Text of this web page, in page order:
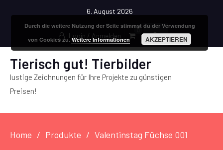
6. August 2026
Login / Anmelden
0
Tierisch gut! Tierbilder
lustige Zeichnungen für Ihre Projekte zu günstigen
Preisen!
Home Produkte Valentinstag Füchse 001
Durch die weitere Nutzung der Seite stimmst du der Verwendung
von Cookies zu.Weitere Informationen AKZEPTIEREN